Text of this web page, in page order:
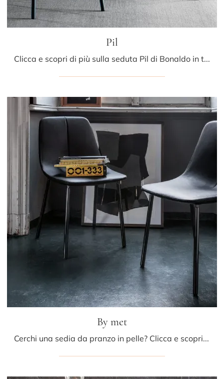
Pil
Clicca e scopri di più sulla seduta Pil di Bonaldo in tessuto: le più esclusive Sedie fisse moderne ti aspettano.
By met
Cerchi una sedia da pranzo in pelle? Clicca e scopri il modello By met di Bonaldo per completare i tuoi interni alla perfezione.